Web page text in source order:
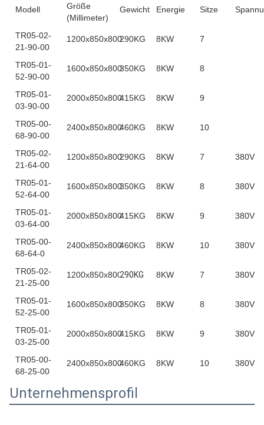
Modell
Größe
(Millimeter)
Gewicht Energie Sitze
TR05-02-
21-90-00
1200x850x800290KG 8KW 7
TR05-01-
52-90-00
1600x850x800350KG 8KW 8
TR05-01-
03-90-00
2000x850x800415KG 8KW 9
TR05-00-
68-90-00
2400x850x800460KG 8KW 10
TR05-02-
21-64-00
1200x850x800290KG 8KW 7 380V
TR05-01-
52-64-00
1600x850x800350KG 8KW 8 380V
TR05-01-
03-64-00
2000x850x800415KG 8KW 9 380V
TR05-00-
68-64-0
2400x850x800460KG 8KW 10 380V
TR05-02-
21-25-00
1200x850x800290KG 8KW 7 380V
TR05-01-
52-25-00
1600x850x800350KG 8KW 8 380V
TR05-01-
03-25-00
2000x850x800415KG 8KW 9 380V
TR05-00-
68-25-00
2400x850x800460KG 8KW 10 380V
Unternehmensprofil